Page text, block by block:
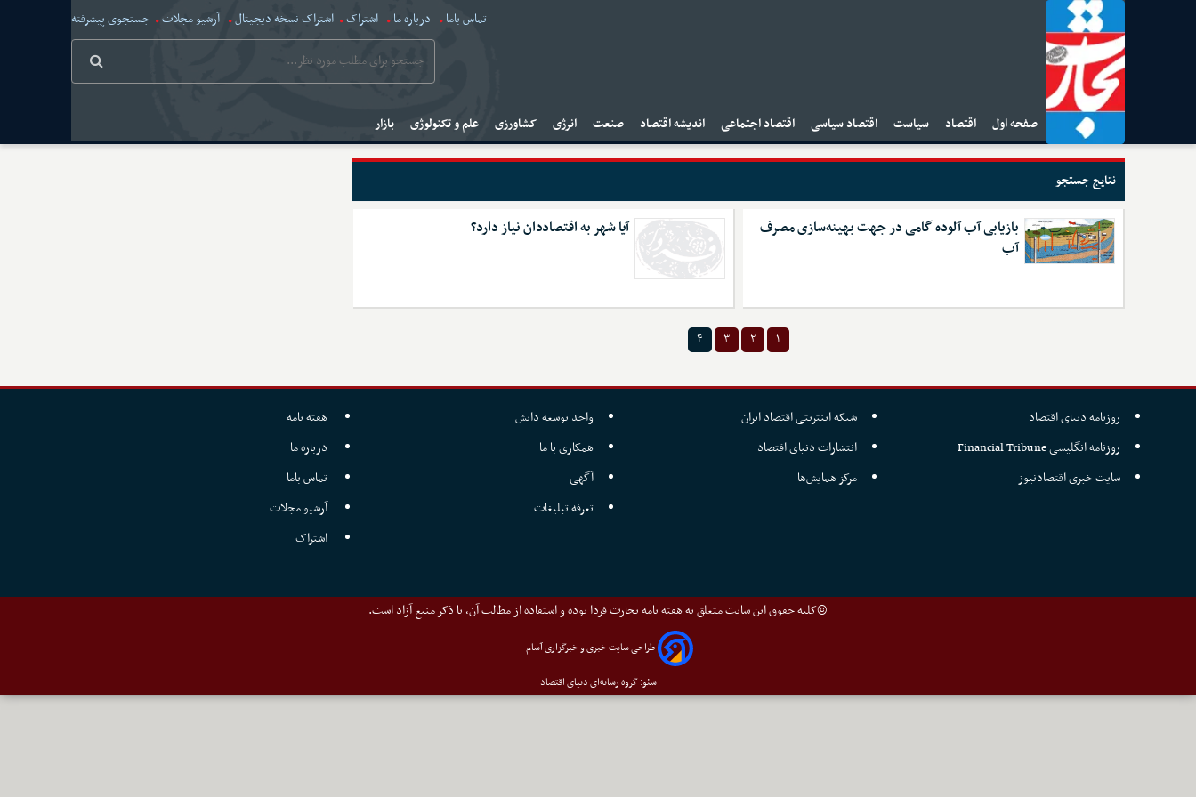
تماس باما درباره ما اشتراک اشتراک نسخه دیجیتال آرشیو مجلات جستجوی پیشرفته
صفحه اول اقتصاد سیاست اقتصاد سیاسی اقتصاد اجتماعی اندیشه اقتصاد صنعت انرژی کشاورزی علم و تکنولوژی بازار
نتایج جستجو
بازیابی آب آلوده گامی در جهت بهینه‌سازی مصرف
آب
آیا شهر به اقتصاددان نیاز دارد؟
۱ ۲ ۳ ۴
روزنامه دنیای اقتصاد
روزنامه انگلیسی Financial Tribune
سایت خبری اقتصادنیوز
شبکه اینترنتی اقتصاد ایران
انتشارات دنیای اقتصاد
مرکز همایش‌ها
واحد توسعه دانش
همکاری با ما
آگهی
تعرفه تبلیغات
هفته نامه
درباره ما
تماس باما
آرشیو مجلات
اشتراک
©کلیه حقوق این سایت متعلق به هفته نامه تجارت فردا بوده و استفاده از مطالب آن، با ذکر منبع آزاد است.
طراحی سایت خبری و خبرگزاری آسام
سئو: گروه رسانه‌ای دنیای اقتصاد